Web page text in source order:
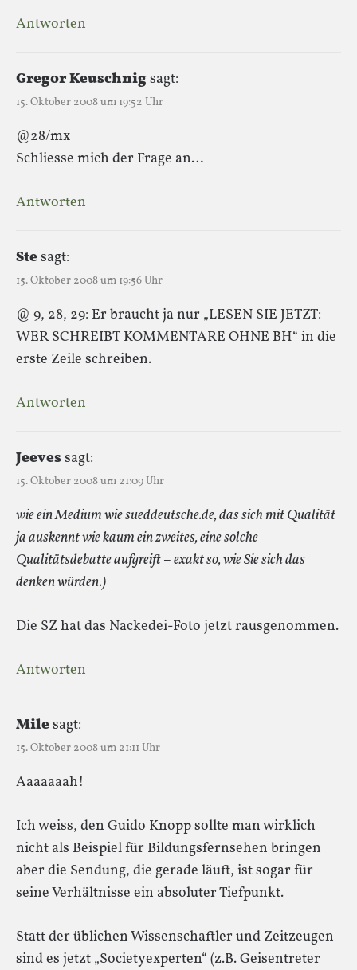
Antworten
Gregor Keuschnigsagt:
15. Oktober 2008 um 19:52 Uhr
@28/mx
Schliesse mich der Frage an…
Antworten
Stesagt:
15. Oktober 2008 um 19:56 Uhr
@ 9, 28, 29: Er braucht ja nur „LESEN SIE JETZT:
WER SCHREIBT KOMMENTARE OHNE BH“ in die
erste Zeile schreiben.
Antworten
Jeevessagt:
15. Oktober 2008 um 21:09 Uhr
wie ein Medium wie sueddeutsche.de, das sich mit Qualität
ja auskennt wie kaum ein zweites, eine solche
Qualitätsdebatte aufgreift – exakt so, wie Sie sich das
denken würden.)
Die SZ hat das Nackedei-Foto jetzt rausgenommen.
Antworten
Milesagt:
15. Oktober 2008 um 21:11 Uhr
Aaaaaaah!
Ich weiss, den Guido Knopp sollte man wirklich
nicht als Beispiel für Bildungsfernsehen bringen
aber die Sendung, die gerade läuft, ist sogar für
seine Verhältnisse ein absoluter Tiefpunkt.
Statt der üblichen Wissenschaftler und Zeitzeugen
sind es jetzt „Societyexperten“ (z.B. Geisentreter